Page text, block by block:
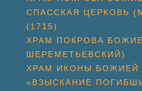
СПАССКАЯ ЦЕРКОВЬ
(1715)
ХРАМ ПОКРОВА
ШЕРЕМЕТЬЕВСКИЙ)
ХРАМ ИКОНЫ БОЖИЕЙ
«ВЗЫСКАНИЕ